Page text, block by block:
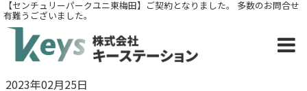
【センチュリーパークユニ東梅田】ご契約となりました。 多数のお問合せ
有難うございました。
2023年02月25日